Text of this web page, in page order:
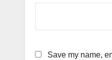
Save my name,